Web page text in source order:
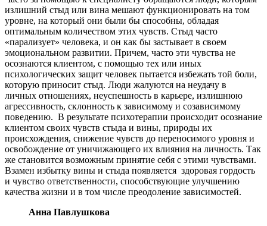
излишний стыд или вина мешают функционировать на том
уровне, на который они были бы способны, обладая
оптимальным количеством этих чувств. Стыд часто
«парализует» человека, и он как бы застывает в своем
эмоциональном развитии. Причем, часто эти чувства не
осознаются клиентом, с помощью тех или иных
психологических защит человек пытается избежать той боли,
которую приносит стыд. Люди жалуются на неудачу в
личных отношениях, неуспешность в карьере, излишнюю
агрессивность, склонность к зависимому и созависимому
поведению. В результате психотерапии происходит осознание
клиентом своих чувств стыда и вины, природы их
происхождения, снижение чувств до переносимого уровня и
освобождение от уничижающего их влияния на личность. Так
же становится возможным принятие себя с этими чувствами.
Взамен избытку вины и стыда появляется здоровая гордость
и чувство ответственности, способствующие улучшению
качества жизни и в том числе преодоление зависимостей.
Анна Павлушкова